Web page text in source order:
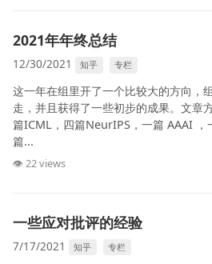
2021年年终总结
12/30/2021 知乎 专栏
这一年在组里开了一个比较大的方向，
走，并且获得了一些初步的成果。文章
篇ICML，四篇NeurIPS，一篇 AAAI ，
篇...
👁 22 views
一些应对批评的经验
7/17/2021 知乎 专栏